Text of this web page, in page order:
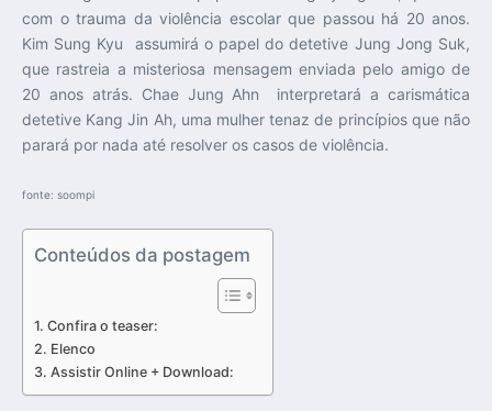
com o trauma da violência escolar que passou há 20 anos.
Kim Sung Kyu assumirá o papel do detetive Jung Jong Suk,
que rastreia a misteriosa mensagem enviada pelo amigo de
20 anos atrás. Chae Jung Ahn interpretará a carismática
detetive Kang Jin Ah, uma mulher tenaz de princípios que não
parará por nada até resolver os casos de violência.
fonte: soompi
Conteúdos da postagem
Confira o teaser:
Elenco
Assistir Online + Download: